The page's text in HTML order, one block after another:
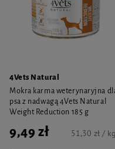
4Vets Natural
Mokra karma weterynaryjna
psa z nadwagą 4Vets Natural
Weight Reduction 185 g
9,49 zł 51,30 zł / kg